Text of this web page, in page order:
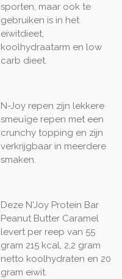
sporten, maar ook te
gebruiken is in het
eiwitdieet,
koolhydraatarm en low
carb dieet.
N-Joy repen zijn lekkere
smeuïge repen met een
crunchy topping en zijn
verkrijgbaar in meerdere
smaken.
Deze N'Joy Protein Bar
Peanut Butter Caramel
levert per reep van 55
gram 215 kcal, 2,2 gram
netto koolhydraten en 20
gram eiwit.